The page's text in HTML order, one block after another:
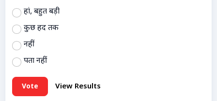
हां, बहुत बड़ी
कुछ हद तक
नहीं
पता नहीं
Vote View Results